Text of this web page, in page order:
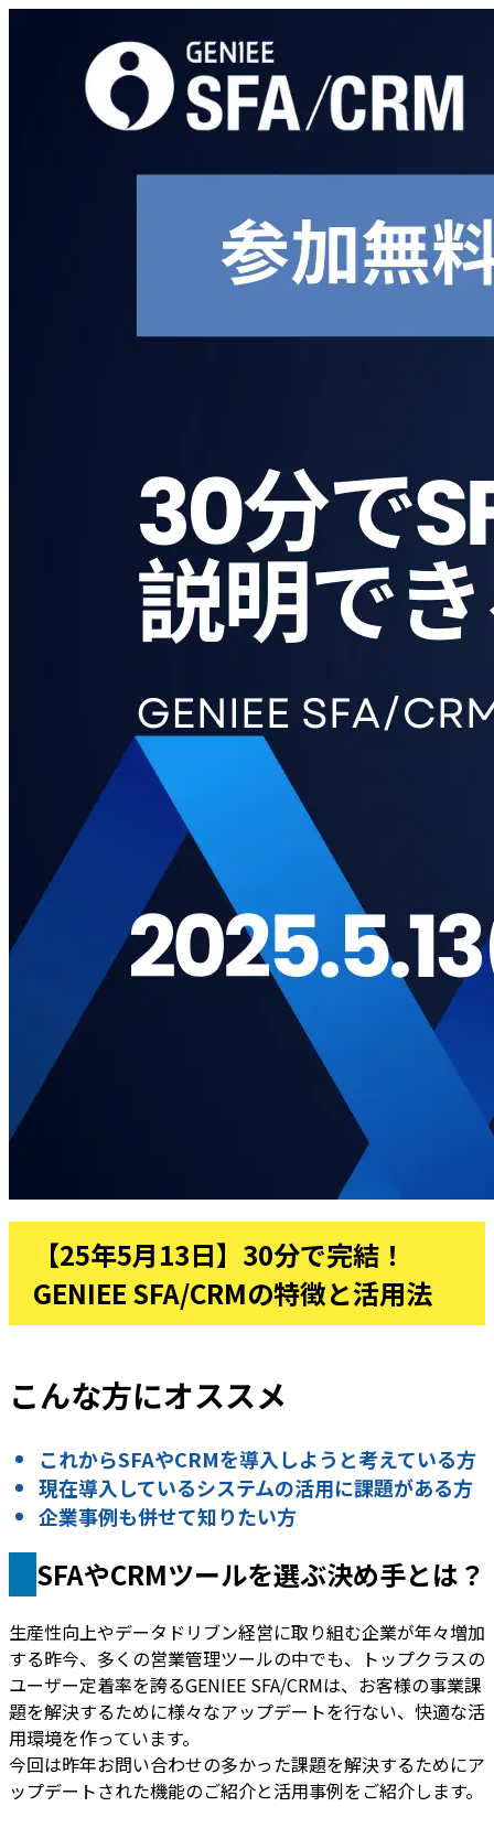
【25年5月13日】30分で完結！
GENIEE SFA/CRMの特徴と活用法
こんな方にオススメ
これからSFAやCRMを導入しようと考えている方
現在導入しているシステムの活用に課題がある方
企業事例も併せて知りたい方
SFAやCRMツールを選ぶ決め手とは？
生産性向上やデータドリブン経営に取り組む企業が年々増加
する昨今、多くの営業管理ツールの中でも、トップクラスの
ユーザー定着率を誇るGENIEE SFA/CRMは、お客様の事業課
題を解決するために様々なアップデートを行ない、快適な活
用環境を作っています。
今回は昨年お問い合わせの多かった課題を解決するためにア
ップデートされた機能のご紹介と活用事例をご紹介します。